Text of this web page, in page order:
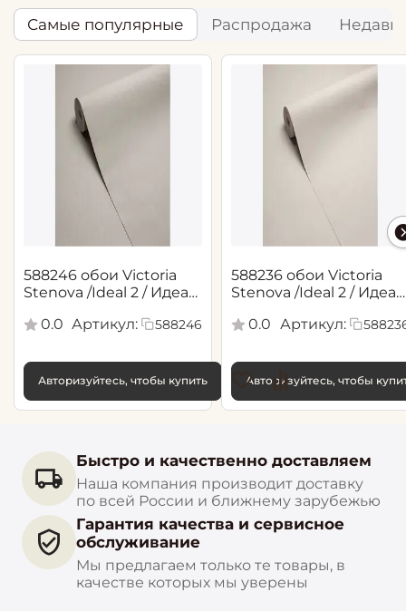
Самые популярные Распродажа
588246 обои Victoria
Stenova /Ideal 2 / Идеал
0.0 Артикул: 588246
Авторизуйтесь, чтобы купить
588236 обои Victoria
Stenova /Ideal 2 / Идеал
0.0
Артикул:
Авторизуйтесь, чтобы
Быстро и качественно доставляем
Наша компания производит доставку
по всей России и ближнему зарубежью
Гарантия качества и сервисное
обслуживание
Мы предлагаем только те товары, в
качестве которых мы уверены